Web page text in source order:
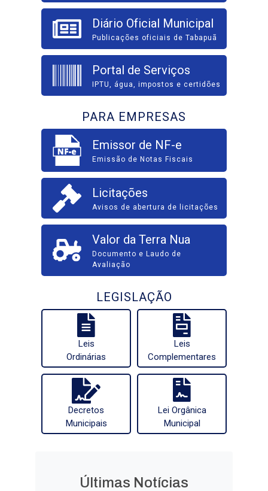
Diário Oficial Municipal
Publicações oficiais de Tabapuã
Portal de Serviços
IPTU, água, impostos e certidões
PARA EMPRESAS
Emissor de NF-e
Emissão de Notas Fiscais
Licitações
Avisos de abertura de licitações
Valor da Terra Nua
Documento e Laudo de
Avaliação
LEGISLAÇÃO
Leis
Ordinárias
Leis
Complementares
Decretos
Municipais
Lei Orgânica
Municipal
Últimas Notícias